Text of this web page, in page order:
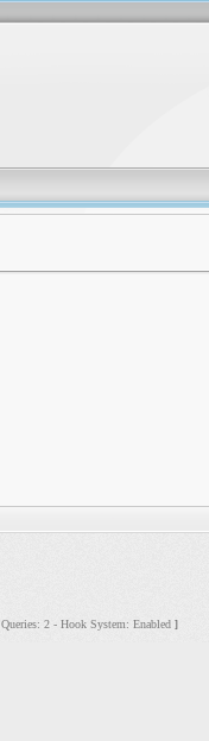
2 - Hook System: Enabled ]